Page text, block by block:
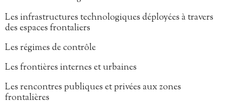
Les infrastructures technologiques déployées à travers
des espaces frontaliers
Les régimes de contrôle
Les frontières internes et urbaines
Les rencontres publiques et privées aux zones
frontalières